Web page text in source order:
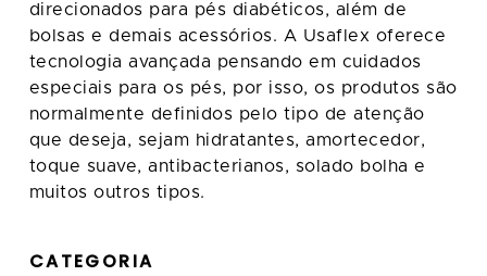
direcionados para pés diabéticos, além de
bolsas e demais acessórios. A Usaflex oferece
tecnologia avançada pensando em cuidados
especiais para os pés, por isso, os produtos são
normalmente definidos pelo tipo de atenção
que deseja, sejam hidratantes, amortecedor,
toque suave, antibacterianos, solado bolha e
muitos outros tipos.
CATEGORIA